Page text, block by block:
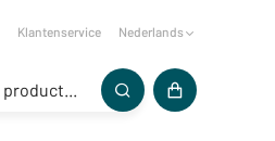
Klantenservice Nederlands